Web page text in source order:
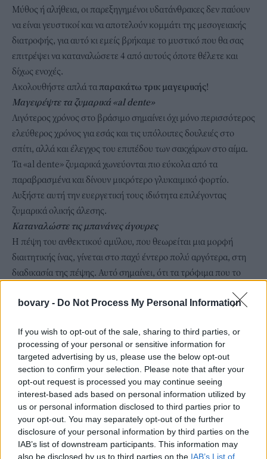
bovary - Do Not Process My Personal Information
If you wish to opt-out of the sale, sharing to third parties, or
processing of your personal or sensitive information for
targeted advertising by us, please use the below opt-out
section to confirm your selection. Please note that after your
opt-out request is processed you may continue seeing
interest-based ads based on personal information utilized by
us or personal information disclosed to third parties prior to
your opt-out. You may separately opt-out of the further
disclosure of your personal information by third parties on the
IAB’s list of downstream participants. This information may
also be disclosed by us to third parties on the IAB’s List of
Μύθος ή αλήθεια, οι παρεξηγημένοι υδατάνθρακες δεν παύουν
να είναι γευστικοί και να αποτελούν κομμάτι της μεσογειακής
διατροφής, για αυτό κι εμείς βρήκαμε το μυστικό που θα σας
επιτρέψει να καταναλώσετε 4 από αυτούς όποτε θέλετε και
δίχως ενοχές.
Ακολουθήστε απλά ταπαρακάτω τρικ μαγειρικής!
Μαγειρέψτε τα ζυμαρικά «al dente»
Λιγότερος χρόνος στο βράσιμο σημαίνει όχι μόνο περισσότερος
ελεύθερος χρόνος για εσάς και τις υπόλοιπες δουλειές στο
σπίτι, αλλά και έλεγχος του επιπέδου των σακχάρων στο αίμα.
Τα «al dente» ζυμαρικά χωνεύονται πιο εύκολα από τα
παραβρασμένα και δίνουν μικρότερο γλυκαιμικό φορτίο.
Αυξήστε αυτή την ευεργετική τους ιδιότητα επιλέγοντας
ζυμαρικά ολικής άλεσης.
Καταναλώστε τις μπανάνες άγουρες
Η πέψη του ανθεκτικού αμύλου, που θεωρείται μια μορφή
διαιτητικής ίνας, γίνεται στο παχύ έντερο πολύ αργότερα, στη
διαδικασία της πέψης. Αυτό σημαίνει, ότι τα τρόφιμα που το
βαθμό, μπορούν να βοηθήσουν στη διαχείριση των επιπέδων
στην ινσουλίνη και να αυξήσουν κορεσμό της όρεξης.